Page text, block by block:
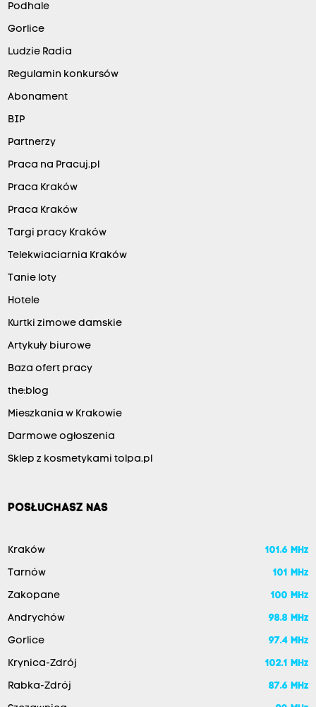
Podhale
Gorlice
Ludzie Radia
Regulamin konkursów
Abonament
BIP
Partnerzy
Praca na Pracuj.pl
Praca Kraków
Praca Kraków
Targi pracy Kraków
Telekwiaciarnia Kraków
Tanie loty
Hotele
Kurtki zimowe damskie
Artykuły biurowe
Baza ofert pracy
the:blog
Mieszkania w Krakowie
Darmowe ogłoszenia
Sklep z kosmetykami tolpa.pl
POSŁUCHASZ NAS
Kraków 101.6 MHz
Tarnów 101 MHz
Zakopane 100 MHz
Andrychów 98.8 MHz
Gorlice 97.4 MHz
Krynica-Zdrój 102.1 MHz
Rabka-Zdrój 87.6 MHz